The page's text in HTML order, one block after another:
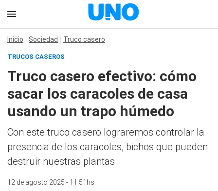
Inicio Sociedad Truco casero
TRUCOS CASEROS
Truco casero efectivo: cómo
sacar los caracoles de casa
usando un trapo húmedo
Con este truco casero lograremos controlar la
presencia de los caracoles, bichos que pueden
destruir nuestras plantas
12 de agosto 2025 - 11:51hs